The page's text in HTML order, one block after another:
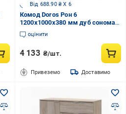
Від 688.90 ₴ X 6
Комод Doros Рон 6
1200x1000x380 мм дуб сонома/
дуб сонома
оцінити
4 133 ₴/шт.
Привеземо Доставимо